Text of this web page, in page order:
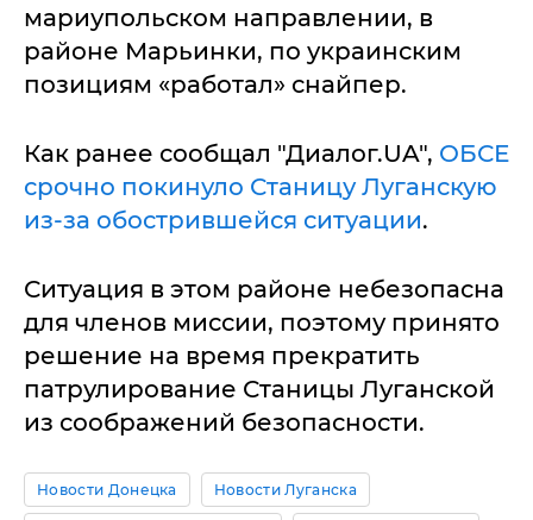
мариупольском направлении, в
районе Марьинки, по украинским
позициям «работал» снайпер.
Как ранее сообщал "Диалог.UA", ОБСЕ
срочно покинуло Станицу Луганскую
из-за обострившейся ситуации.
Ситуация в этом районе небезопасна
для членов миссии, поэтому принято
решение на время прекратить
патрулирование Станицы Луганской
из соображений безопасности.
Новости Донецка Новости Луганска